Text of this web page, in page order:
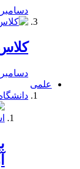
دسامبر 19, 2019
کلاس
دسامبر 19, 2019
علمی